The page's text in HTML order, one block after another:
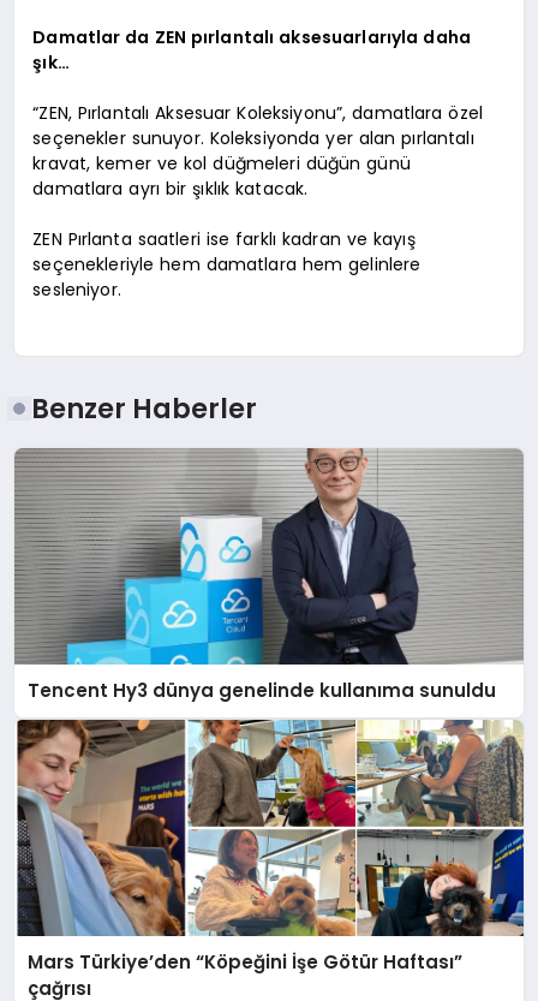
Damatlar da ZEN pırlantalı aksesuarlarıyla daha
şık…
“ZEN, Pırlantalı Aksesuar Koleksiyonu”, damatlara özel
seçenekler sunuyor. Koleksiyonda yer alan pırlantalı
kravat, kemer ve kol düğmeleri düğün günü
damatlara ayrı bir şıklık katacak.
ZEN Pırlanta saatleri ise farklı kadran ve kayış
seçenekleriyle hem damatlara hem gelinlere
sesleniyor.
Benzer Haberler
Tencent Hy3 dünya genelinde kullanıma sunuldu
Mars Türkiye’den “Köpeğini İşe Götür Haftası”
çağrısı